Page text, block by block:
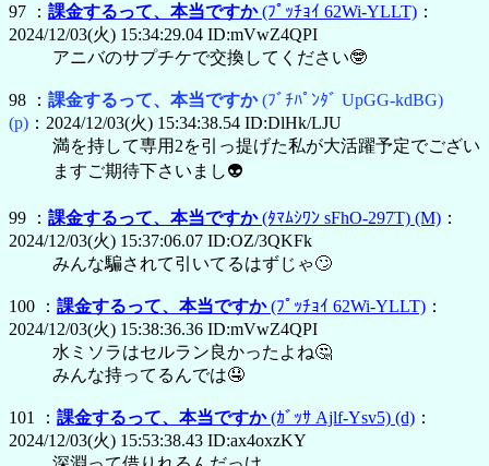
97 ： 課金するって、本当ですか(ﾌﾟｯﾁｮｲ 62Wi-YLLT) ：
2024/12/03(火) 15:34:29.04 ID:mVwZ4QPI
アニバのサプチケで交換してください🤓
98 ： 課金するって、本当ですか(ﾌﾞﾁﾊﾟﾝﾀﾞ UpGG-kdBG)
(p) ：2024/12/03(火) 15:34:38.54 ID:DlHk/LJU
満を持して専用2を引っ提げた私が大活躍予定でござい
ますご期待下さいまし👽
99 ： 課金するって、本当ですか(ﾀﾏﾑｼﾜﾝ sFhO-297T) (M) ：
2024/12/03(火) 15:37:06.07 ID:OZ/3QKFk
みんな騙されて引いてるはずじゃ🙄
100 ： 課金するって、本当ですか(ﾌﾟｯﾁｮｲ 62Wi-YLLT) ：
2024/12/03(火) 15:38:36.36 ID:mVwZ4QPI
水ミソラはセルラン良かったよね🤔
みんな持ってるんでは🤤
101 ： 課金するって、本当ですか(ｶﾞｯｻ Ajlf-Ysv5) (d) ：
2024/12/03(火) 15:53:38.43 ID:ax4oxzKY